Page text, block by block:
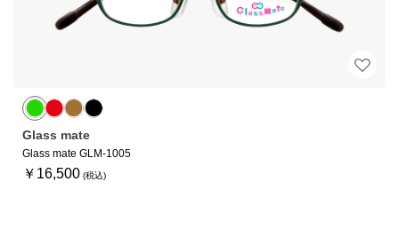
Glass mate
Glass mate GLM-1005
￥16,500